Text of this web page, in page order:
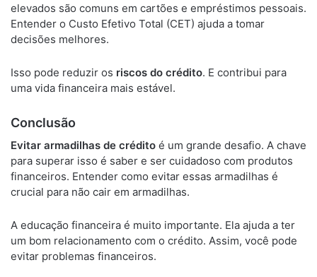
elevados são comuns em cartões e empréstimos pessoais.
Entender o Custo Efetivo Total (CET) ajuda a tomar
decisões melhores.
Isso pode reduzir os riscos do crédito. E contribui para
uma vida financeira mais estável.
Conclusão
Evitar armadilhas de crédito é um grande desafio. A chave
para superar isso é saber e ser cuidadoso com produtos
financeiros. Entender como evitar essas armadilhas é
crucial para não cair em armadilhas.
A educação financeira é muito importante. Ela ajuda a ter
um bom relacionamento com o crédito. Assim, você pode
evitar problemas financeiros.